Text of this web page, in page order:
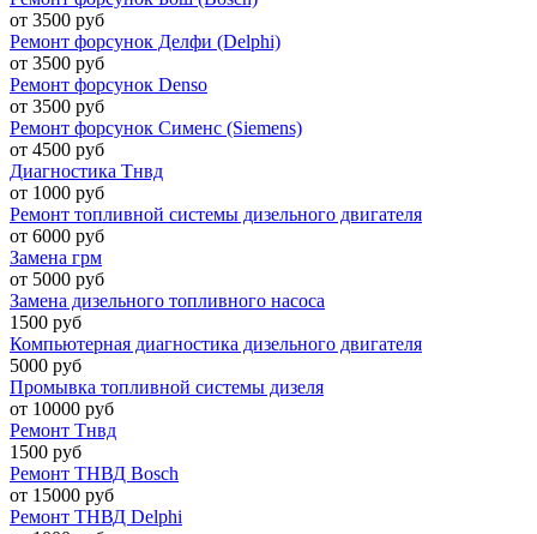
от 3500 руб
Ремонт форсунок Делфи (Delphi)
от 3500 руб
Ремонт форсунок Denso
от 3500 руб
Ремонт форсунок Сименс (Siemens)
от 4500 руб
Диагностика Тнвд
от 1000 руб
Ремонт топливной системы дизельного двигателя
от 6000 руб
Замена грм
от 5000 руб
Замена дизельного топливного насоса
1500 руб
Компьютерная диагностика дизельного двигателя
5000 руб
Промывка топливной системы дизеля
от 10000 руб
Ремонт Тнвд
1500 руб
Ремонт ТНВД Bosch
от 15000 руб
Ремонт ТНВД Delphi